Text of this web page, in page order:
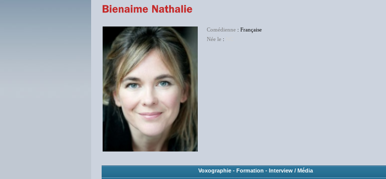
Comédienne : Française
Née le :
Voxographie - Formation - Interview / Média